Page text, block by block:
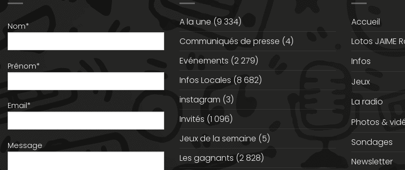
Nom*
Prénom*
Email*
Message
A la une (9 334)
Communiqués de presse (4)
Evénements (2 279)
Infos Locales (8 682)
instagram (3)
Invités (1 096)
Jeux de la semaine (5)
Les gagnants (2 828)
Accueil
Lotos JAIME
Infos
Jeux
La radio
Photos &
Sondages
Newsletter